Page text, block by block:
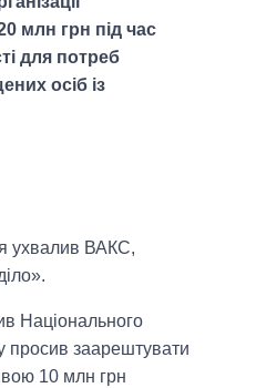
млн грн під час
для потреб
осіб із
ухвалив ВАКС,
Національного
просив заарештувати
10 млн грн